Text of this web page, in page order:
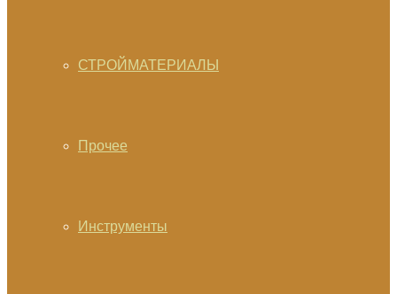
СТРОЙМАТЕРИАЛЫ
Прочее
Инструменты